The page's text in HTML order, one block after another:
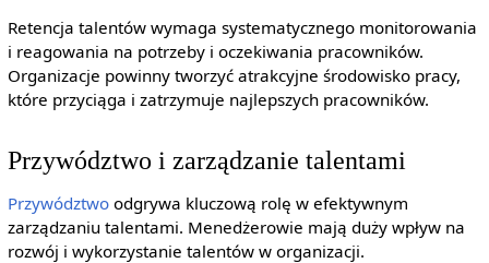
Retencja talentów wymaga systematycznego monitorowania
i reagowania na potrzeby i oczekiwania pracowników.
Organizacje powinny tworzyć atrakcyjne środowisko pracy,
które przyciąga i zatrzymuje najlepszych pracowników.
Przywództwo i zarządzanie talentami
Przywództwoodgrywa kluczową rolę w efektywnym
zarządzaniu talentami. Menedżerowie mają duży wpływ na
rozwój i wykorzystanie talentów w organizacji.